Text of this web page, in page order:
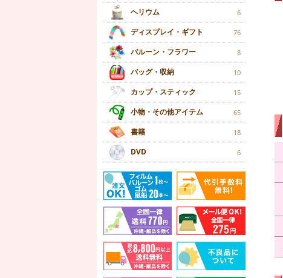
ヘリウム 6
ディスプレイ・ギフト 76
バルーン・フラワー 8
バッグ・収納 10
カップ・スティック 15
小物・その他アイテム 65
書籍 18
DVD 6